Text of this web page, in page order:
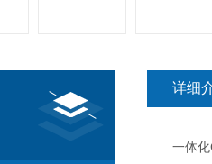
详细
一体化